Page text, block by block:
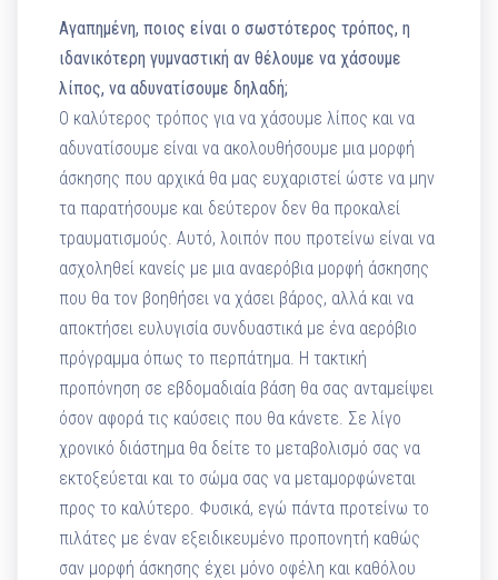
Αγαπημένη, ποιος είναι ο σωστότερος τρόπος, η
ιδανικότερη γυμναστική αν θέλουμε να χάσουμε
λίπος, να αδυνατίσουμε δηλαδή;
O καλύτερος τρόπος για να χάσουμε λίπος και να
αδυνατίσουμε είναι να ακολουθήσουμε μια μορφή
άσκησης που αρχικά θα μας ευχαριστεί ώστε να μην
τα παρατήσουμε και δεύτερον δεν θα προκαλεί
τραυματισμούς. Αυτό, λοιπόν που προτείνω είναι να
ασχοληθεί κανείς με μια αναερόβια μορφή άσκησης
που θα τον βοηθήσει να χάσει βάρος, αλλά και να
αποκτήσει ευλυγισία συνδυαστικά με ένα αερόβιο
πρόγραμμα όπως το περπάτημα. Η τακτική
προπόνηση σε εβδομαδιαία βάση θα σας ανταμείψει
όσον αφορά τις καύσεις που θα κάνετε. Σε λίγο
χρονικό διάστημα θα δείτε το μεταβολισμό σας να
εκτοξεύεται και το σώμα σας να μεταμορφώνεται
προς το καλύτερο. Φυσικά, εγώ πάντα προτείνω το
πιλάτες με έναν εξειδικευμένο προπονητή καθώς
σαν μορφή άσκησης έχει μόνο οφέλη και καθόλου